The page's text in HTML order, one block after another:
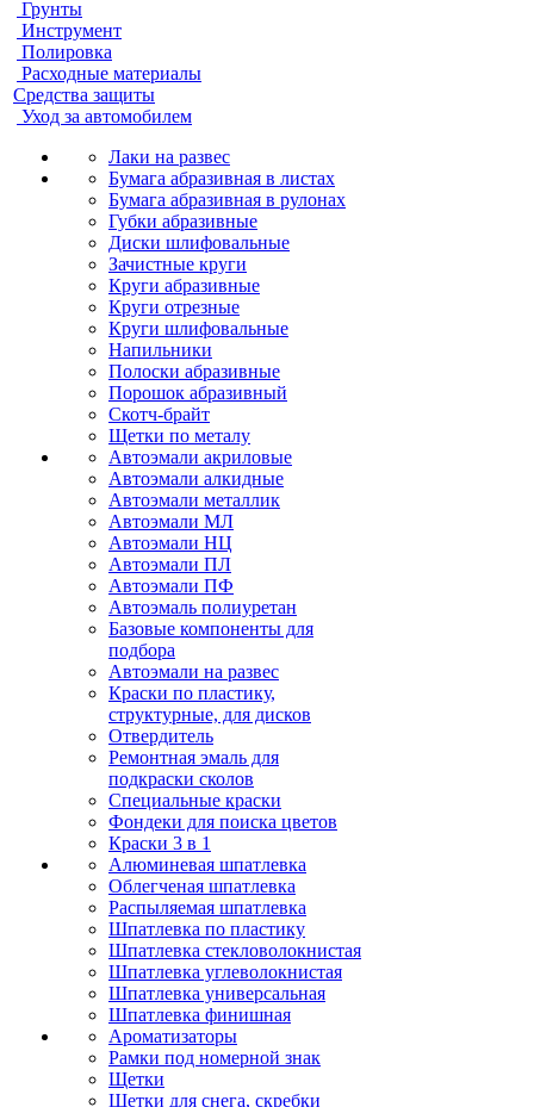
Грунты
Инструмент
Полировка
Расходные материалы
Средства защиты
Уход за автомобилем
Лаки на развес
Бумага абразивная в листах
Бумага абразивная в рулонах
Губки абразивные
Диски шлифовальные
Зачистные круги
Круги абразивные
Круги отрезные
Круги шлифовальные
Напильники
Полоски абразивные
Порошок абразивный
Скотч-брайт
Щетки по металу
Автоэмали акриловые
Автоэмали алкидные
Автоэмали металлик
Автоэмали МЛ
Автоэмали НЦ
Автоэмали ПЛ
Автоэмали ПФ
Автоэмаль полиуретан
Базовые компоненты для
подбора
Автоэмали на развес
Краски по пластику,
структурные, для дисков
Отвердитель
Ремонтная эмаль для
подкраски сколов
Специальные краски
Фондеки для поиска цветов
Краски 3 в 1
Алюминевая шпатлевка
Облегченая шпатлевка
Распыляемая шпатлевка
Шпатлевка по пластику
Шпатлевка стекловолокнистая
Шпатлевка углеволокнистая
Шпатлевка универсальная
Шпатлевка финишная
Ароматизаторы
Рамки под номерной знак
Щетки
Щетки для снега, скребки